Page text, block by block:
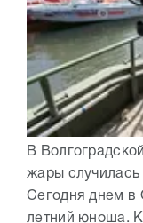
В
жары случилась
Сегодня днем в
летний юноша.